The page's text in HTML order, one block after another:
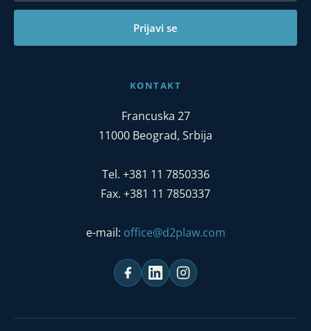
Prijavi se
KONTAKT
Francuska 27
11000 Beograd, Srbija
Tel. +381 11 7850336
Fax. +381 11 7850337
e-mail: office@d2plaw.com